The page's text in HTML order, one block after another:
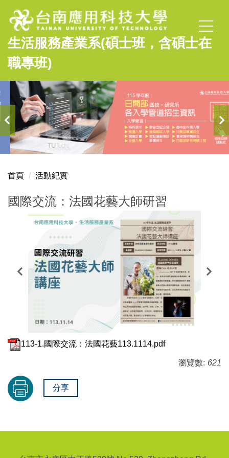
到
要
內
容
區
生活服務產業系(碩士班，含碩士在
職專班)
首頁 活動紀實
國際交流：法國花藝大師研習
113-1.國際交流：法國花藝113.1114.pdf
瀏覽數: 621
分享